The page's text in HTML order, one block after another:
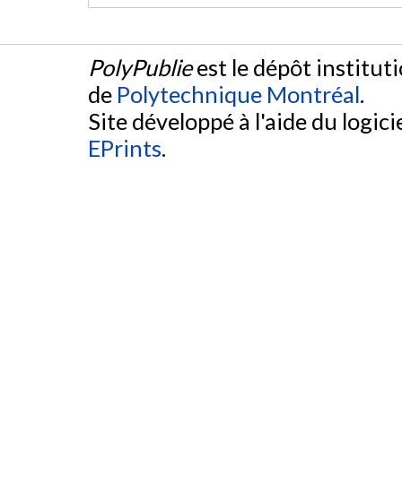
PolyPublieest le dépôt
de Polytechnique Montréal.
Site développé à l'aide du
EPrints.